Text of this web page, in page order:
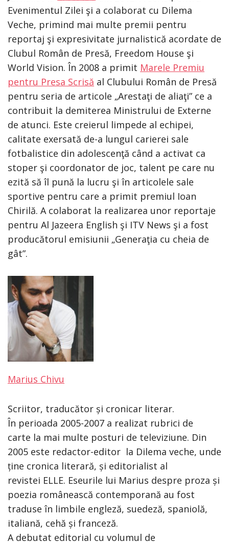
Evenimentul Zilei şi a colaborat cu Dilema
Veche, primind mai multe premii pentru
reportaj şi expresivitate jurnalistică acordate de
Clubul Român de Presă, Freedom House şi
World Vision. În 2008 a primit Marele Premiu
pentru Presa Scrisă al Clubului Român de Presă
pentru seria de articole „Arestaţi de aliaţi” ce a
contribuit la demiterea Ministrului de Externe
de atunci. Este creierul limpede al echipei,
calitate exersată de-a lungul carierei sale
fotbalistice din adolescenţă când a activat ca
stoper şi coordonator de joc, talent pe care nu
ezită să îl pună la lucru şi în articolele sale
sportive pentru care a primit premiul Ioan
Chirilă. A colaborat la realizarea unor reportaje
pentru Al Jazeera English şi ITV News şi a fost
producătorul emisiunii „Generaţia cu cheia de
gât”.
Marius Chivu
Scriitor, traducător și cronicar literar.
În perioada 2005-2007 a realizat rubrici de
carte la mai multe posturi de televiziune. Din
2005 este redactor-editor la Dilema veche, unde
ține cronica literară, și editorialist al
revistei ELLE. Eseurile lui Marius despre proza și
poezia românească contemporană au fost
traduse în limbile engleză, suedeză, spaniolă,
italiană, cehă și franceză.
A debutat editorial cu volumul de